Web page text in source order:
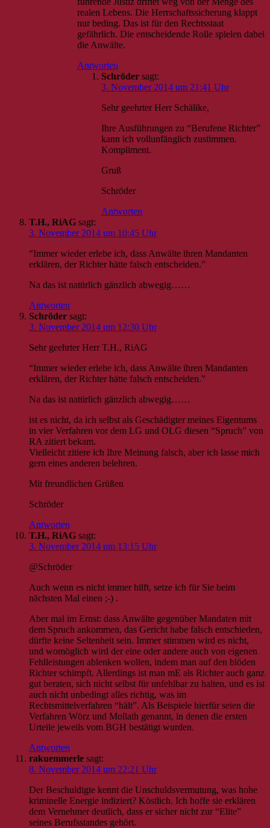
realen Lebens. Die Herrschaftssicherung klappt
nur beding. Das ist für den Rechtsstaat
gefährlich. Die entscheidende Rolle spielen dabei
die Anwälte.
Antworten
Schröder sagt:
3. November 2014 um 21:41 Uhr
Sehr geehrter Herr Schälike,
Ihre Ausführungen zu “Berufene Richter”
kann ich vollunfänglich zustimmen.
Kompliment.
Gruß
Schröder
Antworten
T.H., RiAG sagt:
3. November 2014 um 10:45 Uhr
“Immer wieder erlebe ich, dass Anwälte ihren Mandanten
erklären, der Richter hätte falsch entscheiden.”
Na das ist natürlich gänzlich abwegig……
Antworten
Schröder sagt:
3. November 2014 um 12:30 Uhr
Sehr geehrter Herr T.H., RiAG
“Immer wieder erlebe ich, dass Anwälte ihren Mandanten
erklären, der Richter hätte falsch entscheiden.”
Na das ist natürlich gänzlich abwegig……
ist es nicht, da ich selbst als Geschädigter meines Eigentums
in vier Verfahren vor dem LG und OLG diesen “Spruch” von
RA zitiert bekam.
Vielleicht zitiere ich Ihre Meinung falsch, aber ich lasse mich
gern eines anderen belehren.
Mit freundlichen Grüßen
Schröder
Antworten
T.H., RiAG sagt:
3. November 2014 um 13:15 Uhr
@Schröder
Auch wenn es nicht immer hilft, setze ich für Sie beim
nächsten Mal einen ;-) .
Aber mal im Ernst: dass Anwälte gegenüber Mandaten mit
dem Spruch ankommen, das Gericht habe falsch entschieden,
dürfte keine Seltenheit sein. Immer stimmen wird es nicht,
und womöglich wird der eine oder andere auch von eigenen
Fehlleistungen ablenken wollen, indem man auf den blöden
Richter schimpft. Allerdings ist man mE als Richter auch ganz
gut beraten, sich nicht selbst für unfehlbar zu halten, und es ist
auch nicht unbedingt alles richtig, was im
Rechtsmittelverfahren “hält”. Als Beispiele hierfür seien die
Verfahren Wörz und Mollath genannt, in denen die ersten
Urteile jeweils vom BGH bestätigt wurden.
Antworten
rakuemmerle sagt:
8. November 2014 um 22:21 Uhr
Der Beschuldigte kennt die Unschuldsvermutung, was hohe
kriminelle Energie indiziert? Köstlich. Ich hoffe sie erklären
dem Vernehmer deutlich, dass er sicher nicht zur “Elite”
seines Berufsstandes gehört.